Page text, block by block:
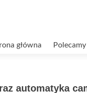
główna
automatyka